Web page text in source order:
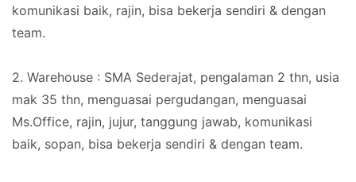
komunikasi baik, rajin, bisa bekerja sendiri & dengan
team.
2. Warehouse : SMA Sederajat, pengalaman 2 thn, usia
mak 35 thn, menguasai pergudangan, menguasai
Ms.Office, rajin, jujur, tanggung jawab, komunikasi
baik, sopan, bisa bekerja sendiri & dengan team.